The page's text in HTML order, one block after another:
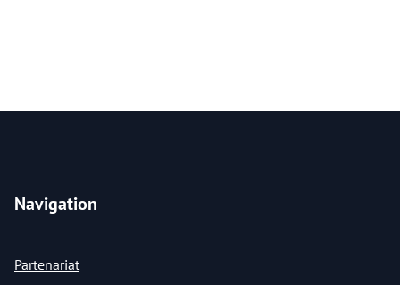
Navigation
Partenariat